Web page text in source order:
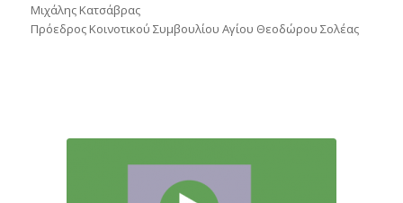
Μιχάλης Κατσάβρας
Πρόεδρος Κοινοτικού Συμβουλίου Αγίου Θεοδώρου Σολέας